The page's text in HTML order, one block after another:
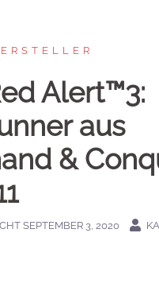
Alert™3:
aus
&
SEPTEMBER 3, 2020